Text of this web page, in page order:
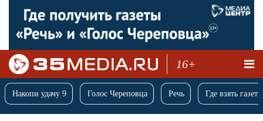
16+
Накопи удачу 9 Голос Череповца Речь Где взять